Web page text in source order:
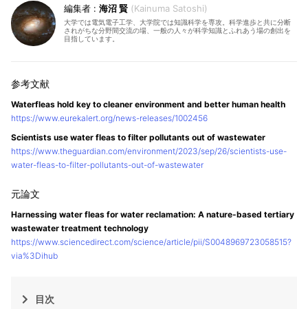
海沼 賢 Kainuma Satoshi
大学では電気電子工学、大学院では知識科学を専攻。科学進歩と共に分断
されがちな分野間交流の場、一般の人々が科学知識とふれあう場の創出を
目指しています。
Waterfleas hold key to cleaner environment and better human health
https://www.eurekalert.org/news-releases/1002456
Scientists use water fleas to filter pollutants out of wastewater
https://www.theguardian.com/environment/2023/sep/26/scientists-use-
water-fleas-to-filter-pollutants-out-of-wastewater
Harnessing water fleas for water reclamation: A nature-based tertiary
wastewater treatment technology
https://www.sciencedirect.com/science/article/pii/S0048969723058515?
via%3Dihub
目次